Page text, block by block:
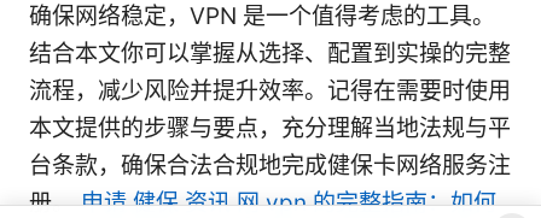
确保网络稳定，VPN 是一个值得考虑的工具。
结合本文你可以掌握从选择、配置到实操的完整
流程，减少风险并提升效率。记得在需要时使用
本文提供的步骤与要点，充分理解当地法规与平
台条款，确保合法合规地完成健保卡网络服务注
册。申请 健保 资讯 网 vpn 的完整指南：如何